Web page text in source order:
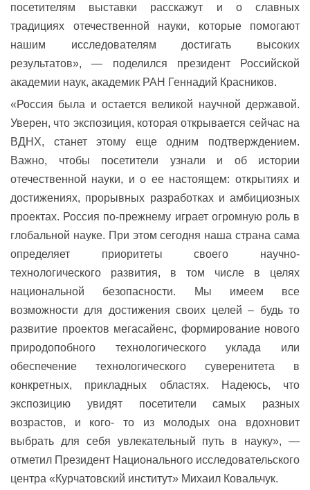
посетителям выставки расскажут и о славных
традициях отечественной науки, которые помогают
нашим исследователям достигать высоких
результатов», — поделился президент Российской
академии наук, академик РАН Геннадий Красников.
«Россия была и остается великой научной державой.
Уверен, что экспозиция, которая открывается сейчас на
ВДНХ, станет этому еще одним подтверждением.
Важно, чтобы посетители узнали и об истории
отечественной науки, и о ее настоящем: открытиях и
достижениях, прорывных разработках и амбициозных
проектах. Россия по-прежнему играет огромную роль в
глобальной науке. При этом сегодня наша страна сама
определяет приоритеты своего научно-
технологического развития, в том числе в целях
национальной безопасности. Мы имеем все
возможности для достижения своих целей – будь то
развитие проектов мегасайенс, формирование нового
природопобного технологического уклада или
обеспечение технологического суверенитета в
конкретных, прикладных областях. Надеюсь, что
экспозицию увидят посетители самых разных
возрастов, и кого- то из молодых она вдохновит
выбрать для себя увлекательный путь в науку», —
отметил Президент Национального исследовательского
центра «Курчатовский институт» Михаил Ковальчук.